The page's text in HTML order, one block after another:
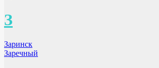
З
Заринск
Заречный